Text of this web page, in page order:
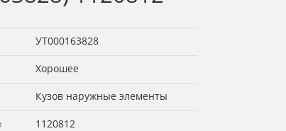
УТ000163828
Хорошее
Кузов наружные элементы
1120812